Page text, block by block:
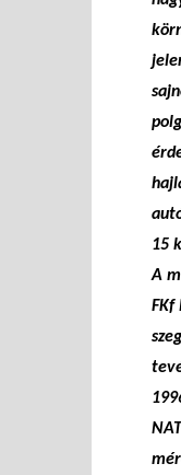
15
A
FKf